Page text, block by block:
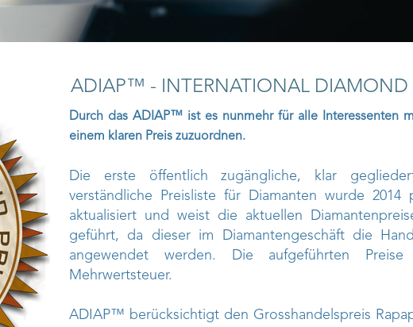
Durch das ADIAP™ ist es nunmehr für alle Interessenten
einem klaren Preis zuzuordnen.
Die erste öffentlich zugängliche, klar
verständliche Preisliste für Diamanten wurde
aktualisiert und weist die aktuellen
geführt, da dieser im Diamantengeschäft die
angewendet werden. Die aufgeführten
Mehrwertsteuer.
ADIAP™ berücksichtigt den Grosshandelspreis
ADIAP™ - INTERNATIONAL DIAMOND